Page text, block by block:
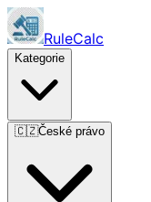
RuleCalc
Kategorie
🇨🇿České právo